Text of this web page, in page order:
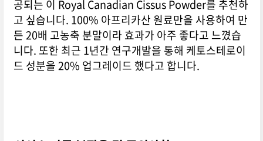
공되는 이 Royal Canadian Cissus Powder를 추천하
고 싶습니다. 100% 아프리카산 원료만을 사용하여 만
든 20배 고농축 분말이라 효과가 아주 좋다고 느꼈습
니다. 또한 최근 1년간 연구개발을 통해 케토스테로이
드 성분을 20% 업그레이드 했다고 합니다.